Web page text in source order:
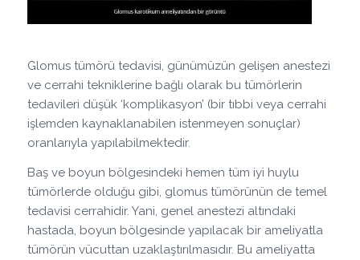
Glomus tümörü tedavisi, günümüzün gelişen anestezi
ve cerrahi tekniklerine bağlı olarak bu tümörlerin
tedavileri düşük ‘komplikasyon’ (bir tıbbi veya cerrahi
işlemden kaynaklanabilen istenmeyen sonuçlar)
oranlarıyla yapılabilmektedir.
Baş ve boyun bölgesindeki hemen tüm iyi huylu
tümörlerde olduğu gibi, glomus tümörünün de temel
tedavisi cerrahidir. Yani, genel anestezi altındaki
hastada, boyun bölgesinde yapılacak bir ameliyatla
tümörün vücuttan uzaklaştırılmasıdır. Bu ameliyatta